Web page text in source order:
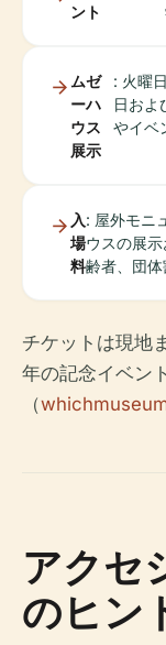
ント
ムゼ
ーハ
ウス
展示
: 火曜
日およ
やイベ
入
場
料
: 屋外モニ
ウスの展
齢者、団体
チケットは現地
年の記念イベン
（
アクセ
のヒン